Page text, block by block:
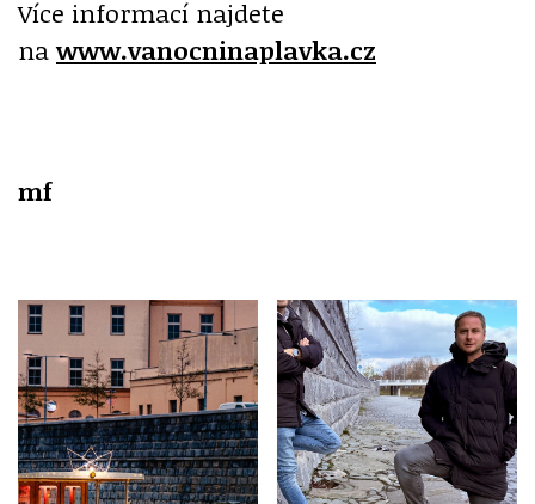
Více informací najdete
nawww.vanocninaplavka.cz
mf